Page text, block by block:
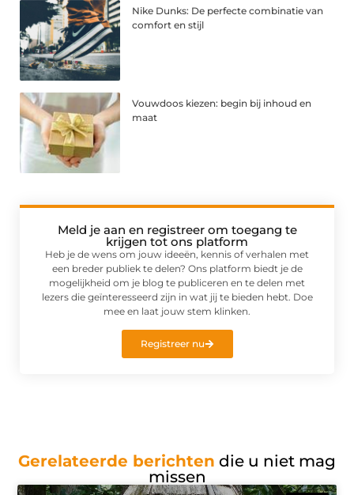
Nike Dunks: De perfecte combinatie van
comfort en stijl
Vouwdoos kiezen: begin bij inhoud en
maat
Meld je aan en registreer om toegang te
krijgen tot ons platform
Heb je de wens om jouw ideeën, kennis of verhalen met
een breder publiek te delen? Ons platform biedt je de
mogelijkheid om je blog te publiceren en te delen met
lezers die geïnteresseerd zijn in wat jij te bieden hebt. Doe
mee en laat jouw stem klinken.
Registreer nu
Gerelateerde berichten die u niet mag
missen